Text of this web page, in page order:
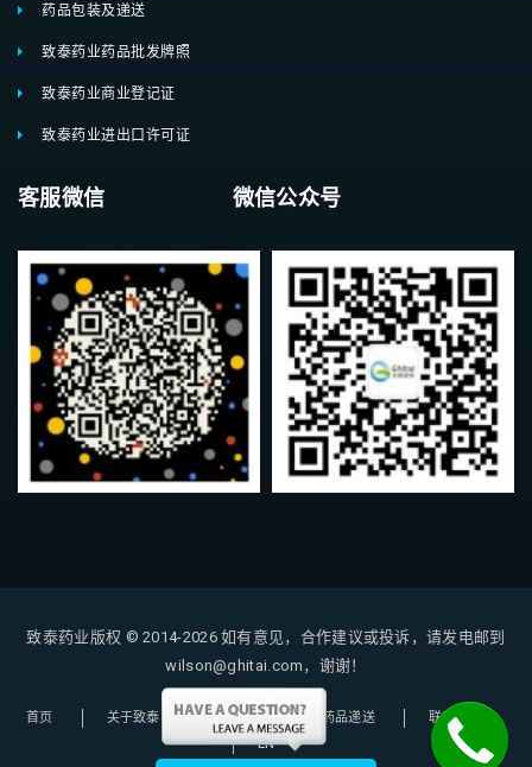
药品包装及递送
致泰药业药品批发牌照
致泰药业商业登记证
致泰药业进出口许可证
客服微信 微信公众号
致泰药业版权 © 2014-2026如有意见，合作建议或投诉，请发电邮到
wilson@ghitai.com，谢谢！
首页 关于致泰 购药指南 药品递送
联系我们
EN